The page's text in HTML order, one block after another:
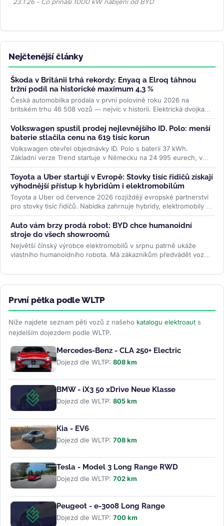
23.1.26 - Co přináší 1000 kW nabíjení od BYD
Nejčtenější články
Škoda v Británii trhá rekordy: Enyaq a Elroq táhnou
tržní podíl na historické maximum 4,3 %
Česká automobilka prodala v první polovině roku 2026 na
britském trhu 46 508 vozů — nejvíc v historii. Elektrická dvojka
Enyaq a Elroq...>>
Volkswagen spustil prodej nejlevnějšího ID. Polo: menší
baterie stlačila cenu na 619 tisíc korun
Volkswagen otevřel objednávky ID. Polo s baterií 37 kWh.
Základní verze Trend startuje v Německu na 24 995 eurech, v
Česku na 619 000 Kč....>>
Toyota a Uber startují v Evropě: Stovky tisíc řidičů získají
výhodnější přístup k hybridům i elektromobilům
Toyota a Uber od července 2026 rozjíždějí evropské partnerství
pro stovky tisíc řidičů. Nabídka zahrnuje hybridy, elektromobily i
ojetiny...>>
Auto vám brzy prodá robot: BYD chce humanoidní
stroje do všech showroomů
Největší čínský výrobce elektromobilů v srpnu patrně ukáže
vlastního humanoidního robota. Má zákazníkům předvádět vozy,
První pětka podle WLTP
Níže najdete seznam pěti vozů z našeho katalogu elektroaut s
nejdelším dojezdem podle WLTP.
Mercedes-Benz - CLA 250+ Electric
Dojezd dle WLTP: 808 km
BMW - iX3 50 xDrive Neue Klasse
Dojezd dle WLTP: 805 km
Kia - EV6
Dojezd dle WLTP: 708 km
Tesla - Model 3 Long Range RWD
Dojezd dle WLTP: 702 km
Peugeot - e-3008 Long Range
Dojezd dle WLTP: 700 km